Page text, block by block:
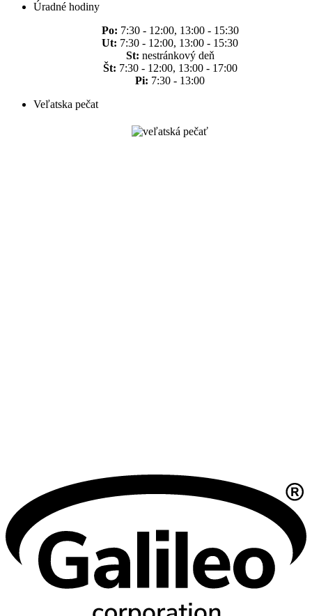
Úradné hodiny
Po: 7:30 - 12:00, 13:00 - 15:30
Ut: 7:30 - 12:00, 13:00 - 15:30
St: nestránkový deň
Št: 7:30 - 12:00, 13:00 - 17:00
Pi: 7:30 - 13:00
Veľatska pečat